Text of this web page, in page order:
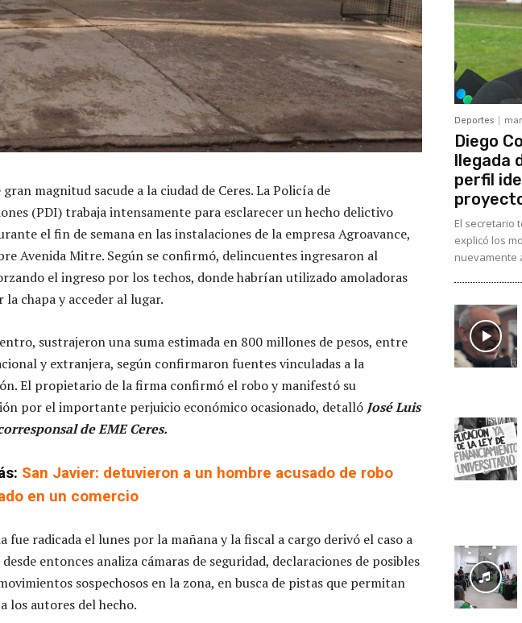
magnitud sacude a la ciudad de Ceres. La Policía de
(PDI) trabaja intensamente para esclarecer un hecho delictivo
el fin de semana en las instalaciones de la empresa Agroavance,
Avenida Mitre. Según se confirmó, delincuentes ingresaron al
el ingreso por los techos, donde habrían utilizado amoladoras
chapa y acceder al lugar.
sustrajeron una suma estimada en 800 millones de pesos, entre
y extranjera, según confirmaron fuentes vinculadas a la
El propietario de la firma confirmó el robo y manifestó su
por el importante perjuicio económico ocasionado, detalló José Luis
de EME Ceres.
San Javier: detuvieron a un hombre acusado de robo
en un comercio
fue radicada el lunes por la mañana y la fiscal a cargo derivó el caso a
entonces analiza cámaras de seguridad, declaraciones de posibles
sospechosos en la zona, en busca de pistas que permitan
los autores del hecho.
Deportes
Diego
llegada
perfil
El secretario
explicó los
nuevamente